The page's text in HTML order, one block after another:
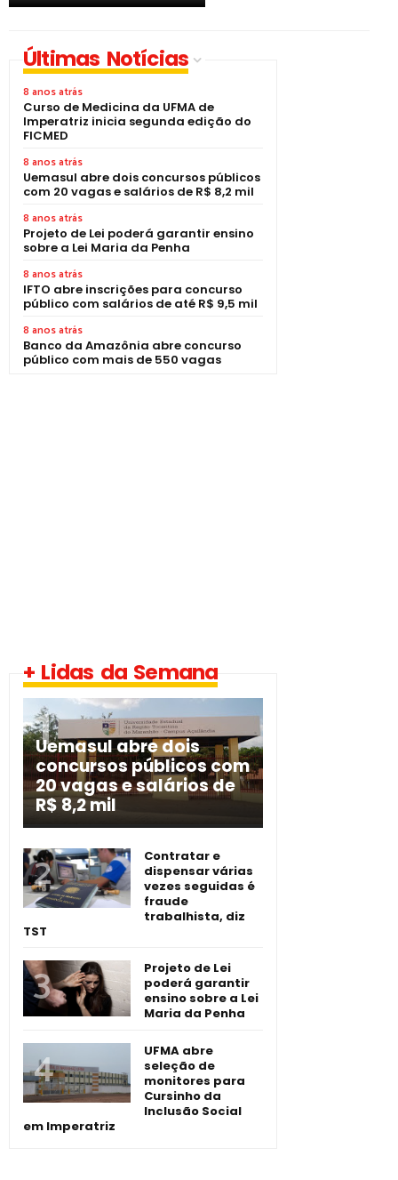
Últimas Notícias
8 anos atrás
Curso de Medicina da UFMA de
Imperatriz inicia segunda edição do
FICMED
8 anos atrás
Uemasul abre dois concursos públicos
com 20 vagas e salários de R$ 8,2 mil
8 anos atrás
Projeto de Lei poderá garantir ensino
sobre a Lei Maria da Penha
8 anos atrás
IFTO abre inscrições para concurso
público com salários de até R$ 9,5 mil
8 anos atrás
Banco da Amazônia abre concurso
público com mais de 550 vagas
+ Lidas da Semana
Uemasul abre dois
concursos públicos com
20 vagas e salários de
R$ 8,2 mil
Contratar e
dispensar várias
vezes seguidas é
fraude
trabalhista, diz
TST
Projeto de Lei
poderá garantir
ensino sobre a Lei
Maria da Penha
UFMA abre
seleção de
monitores para
Cursinho da
Inclusão Social
em Imperatriz